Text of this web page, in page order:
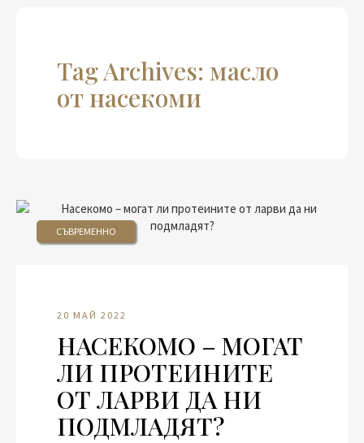
Tag Archives: масло
от насекоми
СЪВРЕМЕННО
20 МАЙ 2022
НАСЕКОМО – МОГАТ
ЛИ ПРОТЕИНИТЕ
ОТ ЛАРВИ ДА НИ
ПОДМЛАДЯТ?